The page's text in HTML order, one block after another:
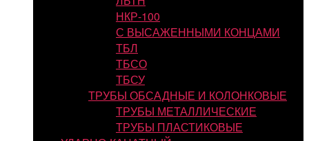
НКР-100
С ВЫСАЖЕННЫМИ КОНЦАМИ
ТБЛ
ТБСО
ТБСУ
ТРУБЫ ОБСАДНЫЕ И КОЛОНКОВЫЕ
ТРУБЫ МЕТАЛЛИЧЕСКИЕ
ТРУБЫ ПЛАСТИКОВЫЕ